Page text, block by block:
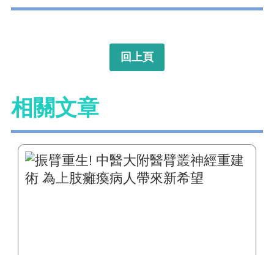
回上頁
相關文章